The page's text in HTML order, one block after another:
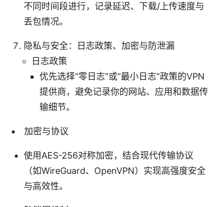
不同时间段进行，记录延迟、下载/上传速度与
丢包情况。
隐私与安全：日志政策、加密与防泄漏
日志政策
优先选择“零日志”或“最小日志”政策的VPN
提供商，避免记录你的网站、应用和数据传
输细节。
加密与协议
使用AES-256对称加密，结合现代传输协议
（如WireGuard、OpenVPN）实现高强度安全
与高效性。